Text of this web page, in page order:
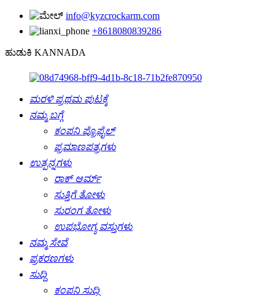
info@kyzcrockarm.com
+8618080839286
ಹುಡುಕಿ KANNADA
ಮರಳಿ ಪ್ರಥಮ ಪುಟಕ್ಕೆ
ನಮ್ಮ ಬಗ್ಗೆ
ಕಂಪನಿ ಪ್ರೊಫೈಲ್
ಪ್ರಮಾಣಪತ್ರಗಳು
ಉತ್ಪನ್ನಗಳು
ರಾಕ್ ಆರ್ಮ್
ಸುತ್ತಿಗೆ ತೋಳು
ಸುರಂಗ ತೋಳು
ಉಪಭೋಗ್ಯ ವಸ್ತುಗಳು
ನಮ್ಮ ಸೇವೆ
ಪ್ರಕರಣಗಳು
ಸುದ್ದಿ
ಕಂಪನಿ ಸುದ್ದಿ